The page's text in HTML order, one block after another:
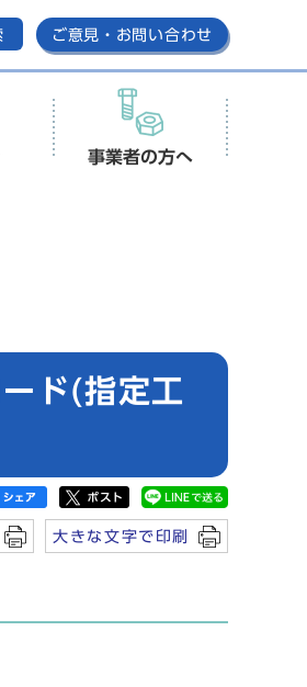
ご意見・お問い合わせ
事業者の方へ
ド(指定工
大きな文字で印刷